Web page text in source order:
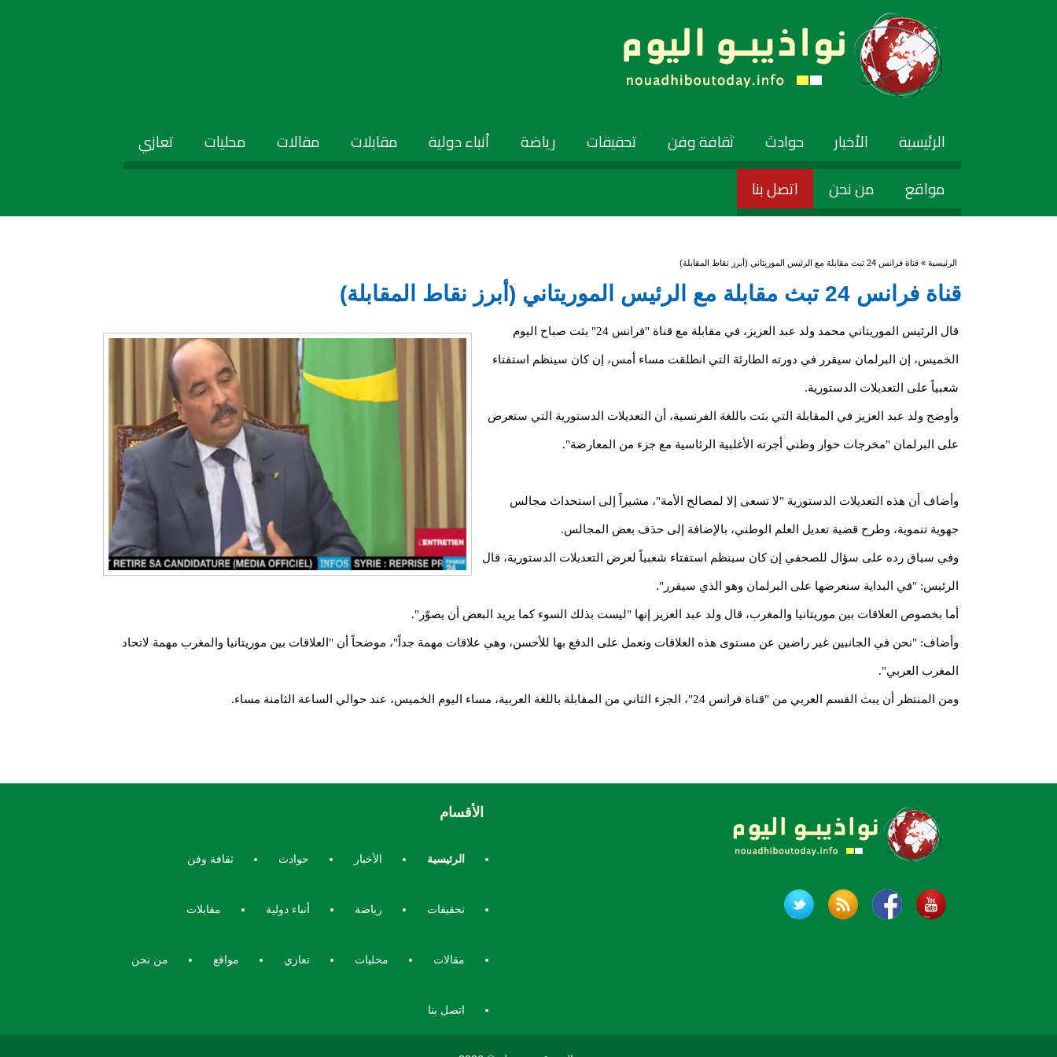
الرئيسية الأخبار حوادث ثقافة وفن تحقيقات رياضة أنباء دولية مقابلات مقالات محليات
تعازي
مواقع
من نحن اتصل بنا
أنت هنا
الرئيسية » قناة فرانس 24 تبث مقابلة مع الرئيس الموريتاني (أبرز نقاط المقابلة)
قناة فرانس 24 تبث مقابلة مع الرئيس الموريتاني (أبرز نقاط المقابلة)
قال الرئيس الموريتاني محمد ولد عبد العزيز، في مقابلة مع قناة "فرانس 24" بثت صباح اليوم
الخميس، إن البرلمان سيقرر في دورته الطارئة التي انطلقت مساء أمس، إن كان سينظم استفتاء
شعبياً على التعديلات الدستورية.
وأوضح ولد عبد العزيز في المقابلة التي بثت باللغة الفرنسية، أن التعديلات الدستورية التي ستعرض
على البرلمان "مخرجات حوار وطني أجرته الأغلبية الرئاسية مع جزء من المعارضة".
وأضاف أن هذه التعديلات الدستورية "لا تسعى إلا لمصالح الأمة"، مشيراً إلى استحداث مجالس
جهوية تنموية، وطرح قضية تعديل العلم الوطني، بالإضافة إلى حذف بعض المجالس.
وفي سياق رده على سؤال للصحفي إن كان سينظم استفتاء شعبياً لعرض التعديلات الدستورية، قال
الرئيس: "في البداية سنعرضها على البرلمان وهو الذي سيقرر".
أما بخصوص العلاقات بين موريتانيا والمغرب، قال ولد عبد العزيز إنها "ليست بذلك السوء كما يريد البعض أن يصوّر".
وأضاف: "نحن في الجانبين غير راضين عن مستوى هذه العلاقات ونعمل على الدفع بها للأحسن، وهي علاقات مهمة جداً"، موضحاً أن "العلاقات بين موريتانيا والمغرب مهمة لاتحاد
المغرب العربي".
ومن المنتظر أن يبث القسم العربي من "قناة فرانس 24"، الجزء الثاني من المقابلة باللغة العربية، مساء اليوم الخميس، عند حوالي الساعة الثامنة مساء.
الأقسام
الرئيسية الأخبار حوادث ثقافة وفن
تحقيقات رياضة أنباء دولية مقابلات
مقالات محليات تعازي مواقع من نحن
اتصل بنا